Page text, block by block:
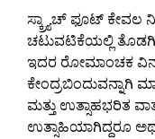
ಸ್ಕ್ರ್ಯಾಚ್ ಫೂಟ್ ಕೇವಲ
ಚಟುವಟಿಕೆಯಲ್ಲಿ
ಇದರ ರೋಮಾಂಚಕ
ಕೇಂದ್ರಬಿಂದುವನ್ನಾಗಿ
ಮತ್ತು ಉತ್ಸಾಹಭರಿತ
ಉತ್ಸಾಹಿಯಾಗಿದ್ದರೂ